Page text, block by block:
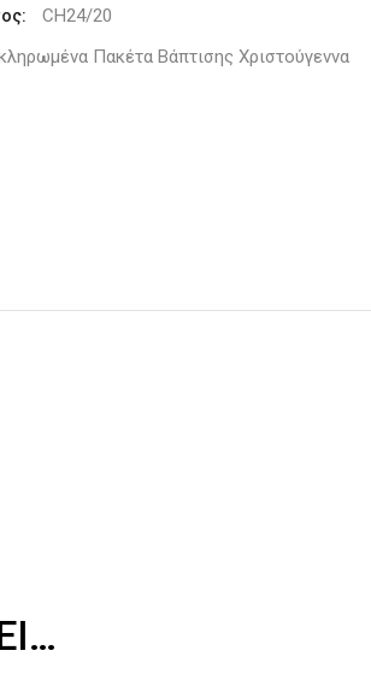
CH24/20
Πακέτα Βάπτισης Χριστούγεννα